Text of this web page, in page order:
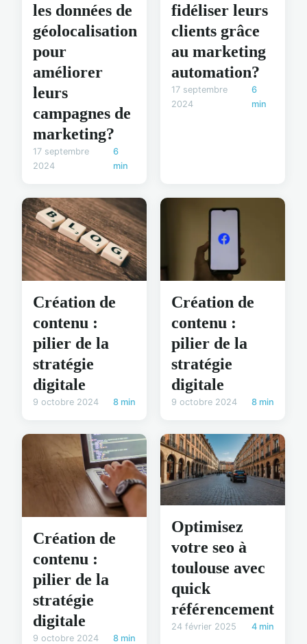
les données de
géolocalisation
pour
améliorer
leurs
campagnes de
marketing?
17 septembre
2024
6
min
fidéliser leurs
clients grâce
au marketing
automation?
17 septembre
2024
6
min
Création de
contenu :
pilier de la
stratégie
digitale
9 octobre 2024 8 min
Création de
contenu :
pilier de la
stratégie
digitale
9 octobre 2024 8 min
Création de
contenu :
pilier de la
stratégie
digitale
9 octobre 2024 8 min
Optimisez
votre seo à
toulouse avec
quick
référencement
24 février 2025 4 min